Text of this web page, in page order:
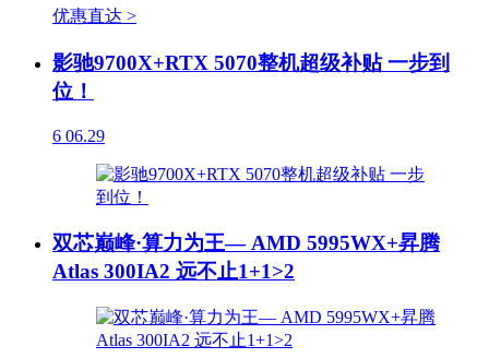
优惠直达 >
影驰9700X+RTX 5070整机超级补贴 一步到
位！
6 06.29
双芯巅峰·算力为王— AMD 5995WX+昇腾
Atlas 300IA2 远不止1+1>2